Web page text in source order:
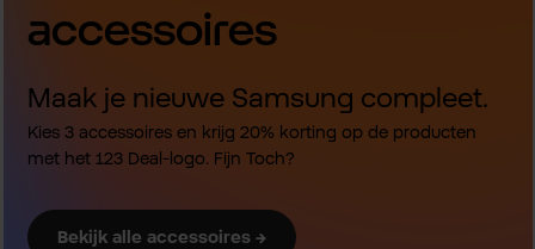
accessoires
Maak je nieuwe Samsung compleet.
Kies 3 accessoires en krijg 20% korting op de producten
met het 123 Deal-logo. Fijn Toch?
Bekijk alle accessoires →